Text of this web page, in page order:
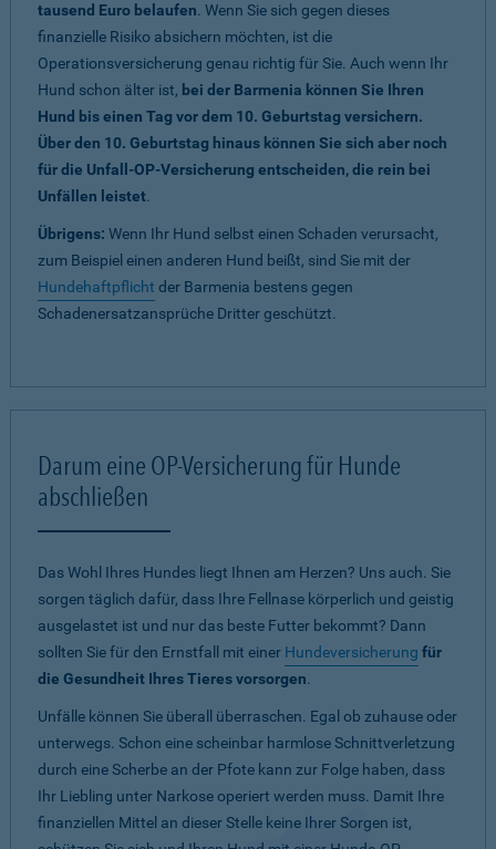
tausend Euro belaufen. Wenn Sie sich gegen dieses
finanzielle Risiko absichern möchten, ist die
Operationsversicherung genau richtig für Sie. Auch wenn Ihr
Hund schon älter ist, bei der Barmenia können Sie Ihren
Hund bis einen Tag vor dem 10. Geburtstag versichern.
Über den 10. Geburtstag hinaus können Sie sich aber noch
für die Unfall-OP-Versicherung entscheiden, die rein bei
Unfällen leistet.
Übrigens: Wenn Ihr Hund selbst einen Schaden verursacht,
zum Beispiel einen anderen Hund beißt, sind Sie mit der
Hundehaftpflicht der Barmenia bestens gegen
Schadenersatzansprüche Dritter geschützt.
Darum eine OP-Versicherung für Hunde
abschließen
Das Wohl Ihres Hundes liegt Ihnen am Herzen? Uns auch. Sie
sorgen täglich dafür, dass Ihre Fellnase körperlich und geistig
ausgelastet ist und nur das beste Futter bekommt? Dann
sollten Sie für den Ernstfall mit einer Hundeversicherung für
die Gesundheit Ihres Tieres vorsorgen.
Unfälle können Sie überall überraschen. Egal ob zuhause oder
unterwegs. Schon eine scheinbar harmlose Schnittverletzung
durch eine Scherbe an der Pfote kann zur Folge haben, dass
Ihr Liebling unter Narkose operiert werden muss. Damit Ihre
finanziellen Mittel an dieser Stelle keine Ihrer Sorgen ist,